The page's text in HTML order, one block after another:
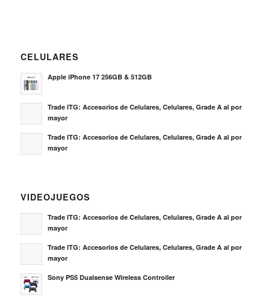
CELULARES
Apple iPhone 17 256GB & 512GB
Trade ITG: Accesorios de Celulares, Celulares, Grade A al por
mayor
Trade ITG: Accesorios de Celulares, Celulares, Grade A al por
mayor
VIDEOJUEGOS
Trade ITG: Accesorios de Celulares, Celulares, Grade A al por
mayor
Trade ITG: Accesorios de Celulares, Celulares, Grade A al por
mayor
Sony PS5 Dualsense Wireless Controller